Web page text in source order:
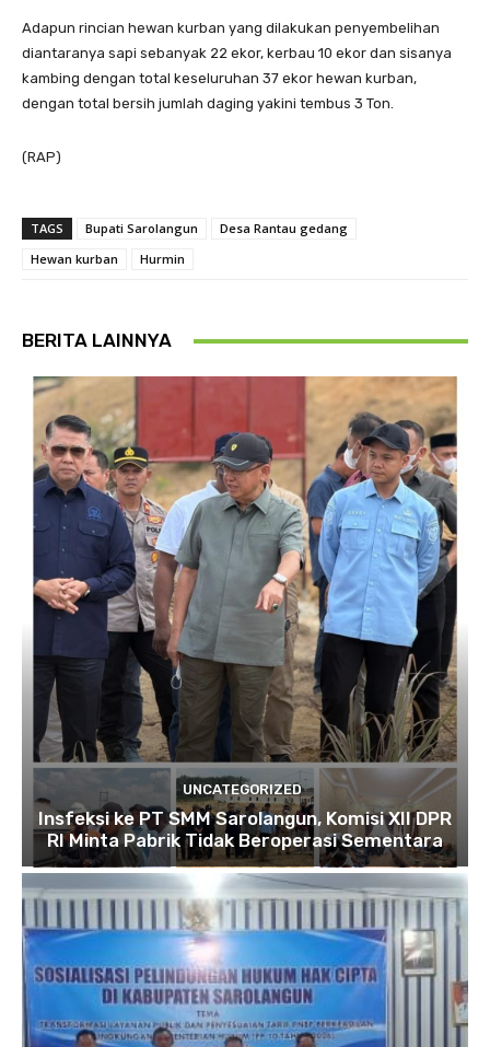
Adapun rincian hewan kurban yang dilakukan penyembelihan
diantaranya sapi sebanyak 22 ekor, kerbau 10 ekor dan sisanya
kambing dengan total keseluruhan 37 ekor hewan kurban,
dengan total bersih jumlah daging yakini tembus 3 Ton.
(RAP)
TAGS Bupati Sarolangun
Desa Rantau gedang
Hewan kurban
Hurmin
BERITA LAINNYA
UNCATEGORIZED
Insfeksi ke PT SMM Sarolangun, Komisi XII DPR
RI Minta Pabrik Tidak Beroperasi Sementara